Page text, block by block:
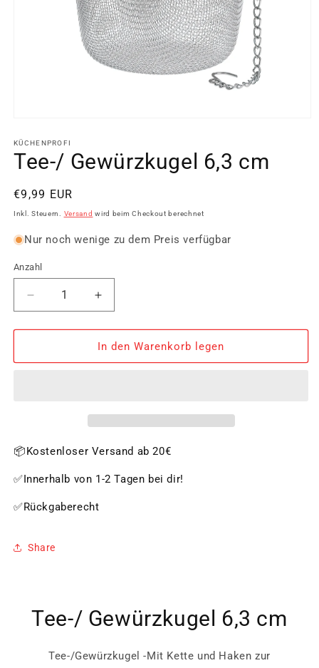
in
Modal
öffnen
KÜCHENPROFI
Tee-/ Gewürzkugel 6,3 cm
Normaler
Preis
€9,99 EUR
Inkl. Steuern. Versand wird beim Checkout berechnet
Nur noch wenige zu dem Preis verfügbar
Anzahl
Verringere
die
Menge
Tee-/
Erhöhe
die
Menge
für
Tee-/
In den Warenkorb legen
📦Kostenloser Versand ab 20€
✅Innerhalb von 1-2 Tagen bei dir!
✅Rückgaberecht
Share
Tee-/ Gewürzkugel 6,3 cm
Tee-/Gewürzkugel -Mit Kette und Haken zur